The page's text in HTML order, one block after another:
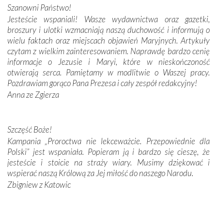
budowniczych.
Podążyliśmy też śladami fatimskich wizjonerów – Łucji
dos Santos oraz świętych Hiacynty i Franciszka Marto.
Modliliśmy się przy ich grobach. Odprawiliśmy Drogę
Krzyżową w ich rodzinnych stronach, odwiedziliśmy
domy, w których żyli.
W miejscu objawień Matki Bożej zapaliliśmy świece
Podczas tej kilkudniowej wyprawy na każdym kroku
spotykaliśmy się z serdeczną otwartością
Portugalczyków. Podziwialiśmy ich ludową sztukę i
zwyczaje. Mimo że nasze kraje są od siebie bardzo
oddalone, w żaden sposób nie czuliśmy się obco.
Sprawiła to oczywiście sama Matka Boża, ale też
kulturowa bliskość biorąca swój początek w naszej
Szanowni Państwo!
Jesteście wspaniali! Wasze wydawnictwa oraz gazetki,
broszury i ulotki wzmacniają naszą duchowość i informują o
wielu faktach oraz miejscach objawień Maryjnych. Artykuły
czytam z wielkim zainteresowaniem. Naprawdę bardzo cenię
informacje o Jezusie i Maryi, które w nieskończoność
otwierają serca. Pamiętamy w modlitwie o Waszej pracy.
Pozdrawiam gorąco Pana Prezesa i cały zespół redakcyjny!
Anna ze Zgierza
Szczęść Boże!
Kampania „Proroctwa nie lekceważcie. Przepowiednie dla
Polski” jest wspaniała. Popieram ją i bardzo się cieszę, że
jesteście i stoicie na straży wiary. Musimy dziękować i
wspierać naszą Królową za Jej miłość do naszego Narodu.
Zbigniew z Katowic